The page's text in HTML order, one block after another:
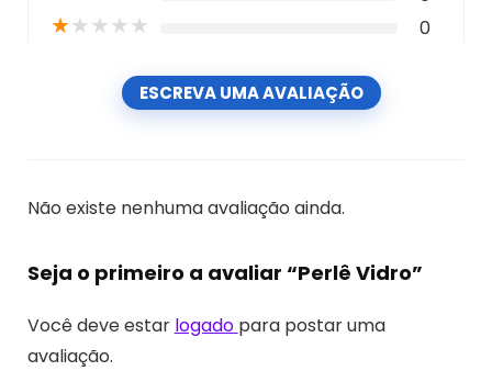
★★★★★ 0
ESCREVA UMA AVALIAÇÃO
Não existe nenhuma avaliação ainda.
Seja o primeiro a avaliar “Perlê Vidro”
Você deve estar logado para postar uma
avaliação.